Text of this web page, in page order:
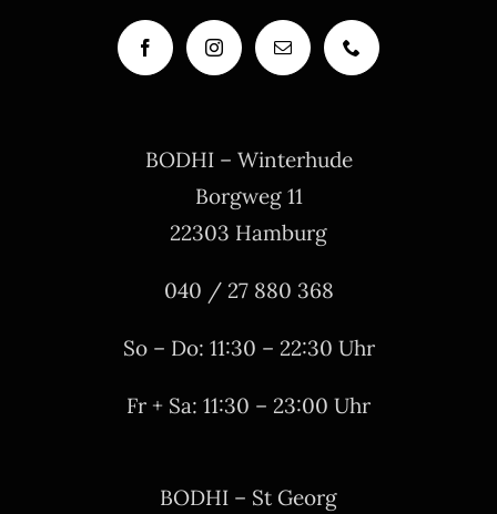
BODHI – Winterhude
Borgweg 11
22303 Hamburg
040 / 27 880 368
So – Do: 11:30 – 22:30 Uhr
Fr + Sa: 11:30 – 23:00 Uhr
BODHI – St Georg